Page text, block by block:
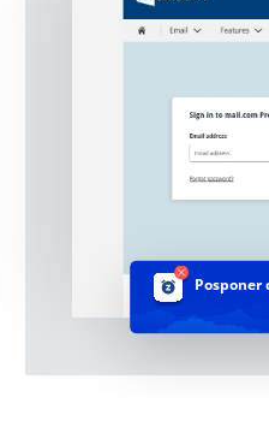
Posponer